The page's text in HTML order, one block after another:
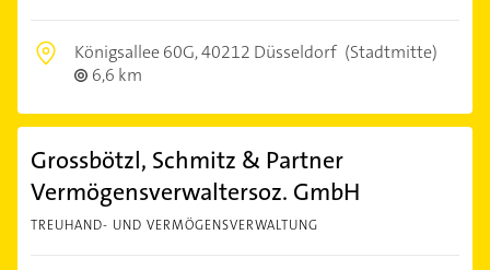
Königsallee 60G,40212 Düsseldorf (Stadtmitte)
6,6 km
Grossbötzl, Schmitz & Partner
Vermögensverwaltersoz. GmbH
TREUHAND- UND VERMÖGENSVERWALTUNG